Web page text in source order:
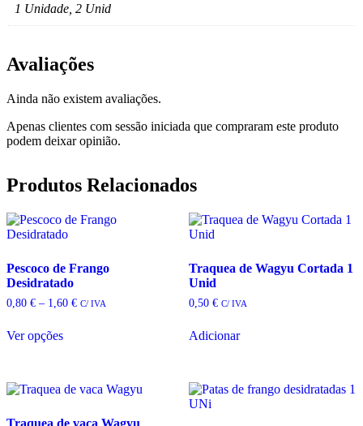
1 Unidade, 2 Unid
Avaliações
Ainda não existem avaliações.
Apenas clientes com sessão iniciada que compraram este produto
podem deixar opinião.
Produtos Relacionados
Pescoco de Frango
Desidratado
0,80 € – 1,60 €Price
C/ IVA
Ver opções
multiple
The
Traquea de Wagyu Cortada 1
Unid
0,50 € C/ IVA
Adicionar
Traquea de vaca Wagyu